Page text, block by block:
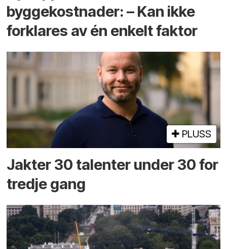
byggekostnader: – Kan ikke
forklares av én enkelt faktor
PLUSS
Jakter 30 talenter under 30 for
tredje gang